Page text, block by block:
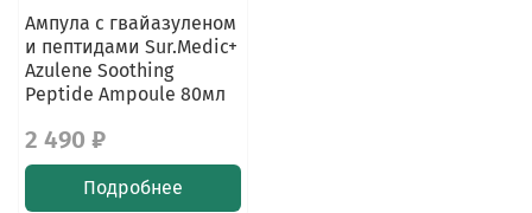
Ампула с гвайазуленом
и пептидами Sur.Medic+
Azulene Soothing
Peptide Ampoule 80мл
2 490 ₽
Подробнее